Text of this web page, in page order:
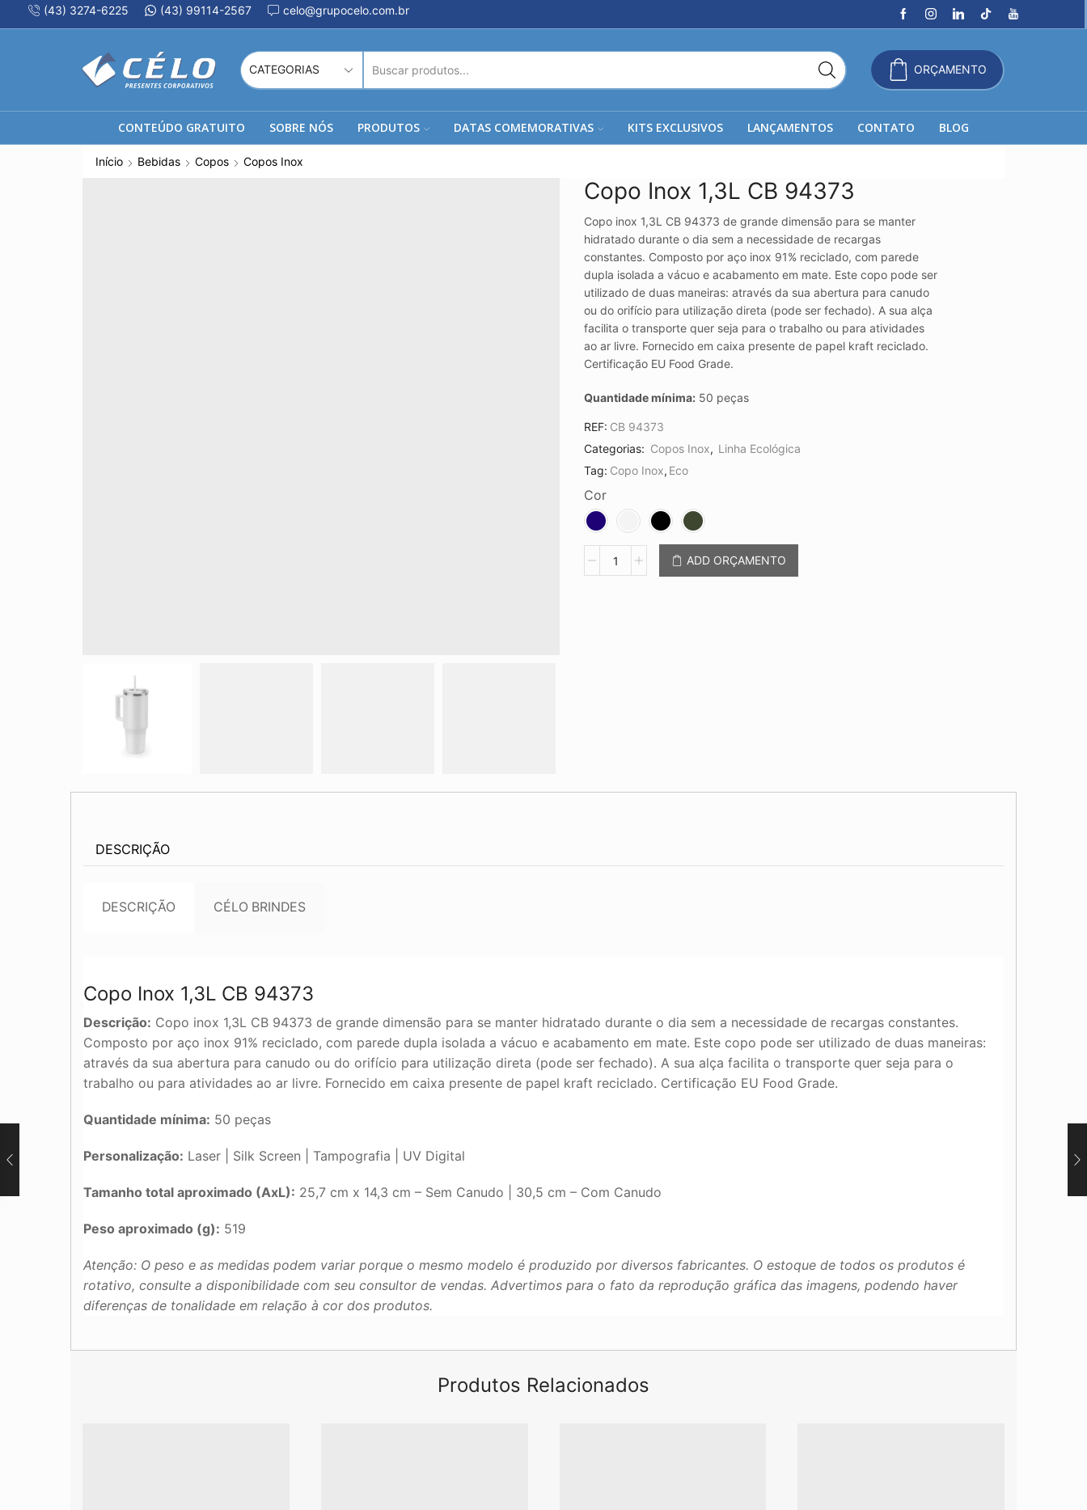
(43) 3274-6225 (43) 99114-2567 celo@grupocelo.com.br
DE
PESQUISA
ORÇAMENTO
CONTEÚDO GRATUITO SOBRE NÓS PRODUTOS DATAS COMEMORATIVAS KITS EXCLUSIVOS LANÇAMENTOS CONTATO BLOG
Início Bebidas Copos Copos Inox
Copo Inox 1,3L CB 94373
Copo inox 1,3L CB 94373 de grande dimensão para se manter
hidratado durante o dia sem a necessidade de recargas
constantes. Composto por aço inox 91% reciclado, com parede
dupla isolada a vácuo e acabamento em mate. Este copo pode ser
utilizado de duas maneiras: através da sua abertura para canudo
ou do orifício para utilização direta (pode ser fechado). A sua alça
facilita o transporte quer seja para o trabalho ou para atividades
ao ar livre. Fornecido em caixa presente de papel kraft reciclado.
Certificação EU Food Grade.
Quantidade mínima: 50 peças
REF: CB 94373
Categorias: Copos Inox, Linha Ecológica
Tag: Copo Inox, Eco
Cor
ADD ORÇAMENTO
DESCRIÇÃO
DESCRIÇÃO CÉLO BRINDES
Copo Inox 1,3L CB 94373
Descrição: Copo inox 1,3L CB 94373 de grande dimensão para se manter hidratado durante o dia sem a necessidade de recargas constantes.
Composto por aço inox 91% reciclado, com parede dupla isolada a vácuo e acabamento em mate. Este copo pode ser utilizado de duas maneiras:
através da sua abertura para canudo ou do orifício para utilização direta (pode ser fechado). A sua alça facilita o transporte quer seja para o
trabalho ou para atividades ao ar livre. Fornecido em caixa presente de papel kraft reciclado. Certificação EU Food Grade.
Quantidade mínima: 50 peças
Personalização: Laser | Silk Screen | Tampografia | UV Digital
Tamanho total aproximado (AxL): 25,7 cm x 14,3 cm – Sem Canudo | 30,5 cm – Com Canudo
Peso aproximado (g): 519
Atenção: O peso e as medidas podem variar porque o mesmo modelo é produzido por diversos fabricantes. O estoque de todos os produtos é
rotativo, consulte a disponibilidade com seu consultor de vendas. Advertimos para o fato da reprodução gráfica das imagens, podendo haver
diferenças de tonalidade em relação à cor dos produtos.
Produtos Relacionados